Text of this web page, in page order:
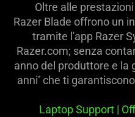
Oltre alle
Razer Blade offrono un
tramite l'app Razer
Razer.com; senza
anno del produttore e la
anni*che ti
Laptop Support |